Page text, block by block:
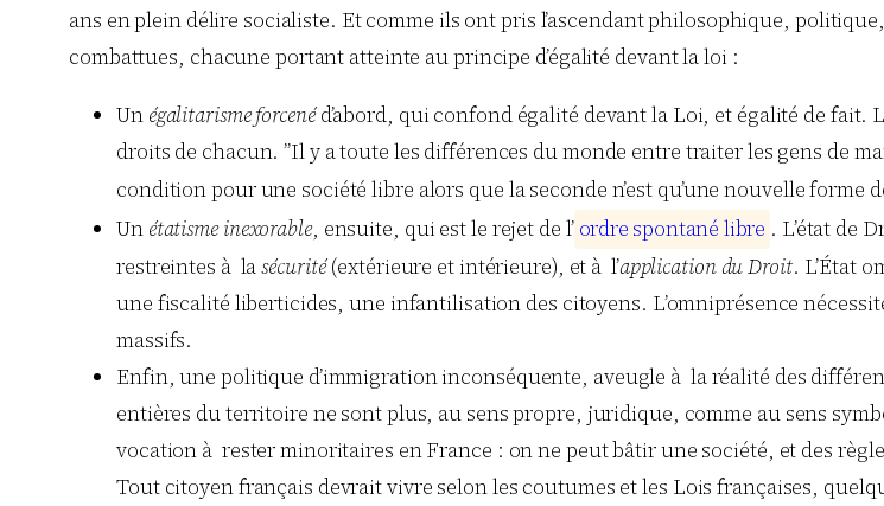
ans en plein délire socialiste. Et comme ils ont pris l’ascendant philosophique,
combattues, chacune portant atteinte au principe d’égalité devant la loi :
Un égalitarisme forcenéd’abord, qui confond égalité devant la Loi, et égalité de fait.
droits de chacun. ”Il y a toute les différences du monde entre traiter les gens de
condition pour une société libre alors que la seconde n’est qu’une nouvelle forme
Un étatisme inexorable, ensuite, qui est le rejet de l’ ordre spontané libre . L’état de
restreintes à lasécurité(extérieure et intérieure), et à l’application du Droit. L’État
une fiscalité liberticides, une infantilisation des citoyens. L’omniprésence
massifs.
Enfin, une politique d’immigration inconséquente, aveugle à la réalité des
entières du territoire ne sont plus, au sens propre, juridique, comme au sens
vocation à rester minoritaires en France : on ne peut bâtir une société, et des
Tout citoyen français devrait vivre selon les coutumes et les Lois françaises,